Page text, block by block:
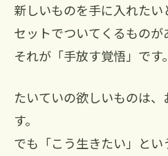
新しいものを手に入れた
セットでついてくるものが
それが「手放す覚悟」です。
たいていの欲しいものは
す。
でも「こう生きたい」と